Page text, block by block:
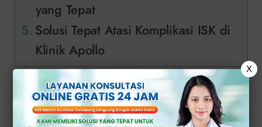
yang Tepat
Solusi Tepat Atasi Komplikasi ISK di
Klinik Apollo
Apa Itu ISK?
X